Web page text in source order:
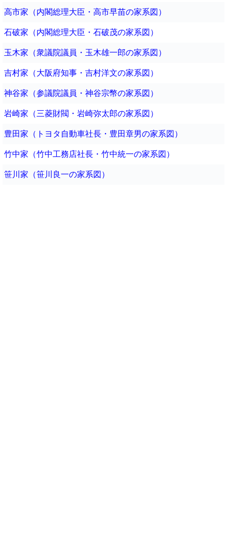
高市家（内閣総理大臣・高市早苗の家系図）
石破家（内閣総理大臣・石破茂の家系図）
玉木家（衆議院議員・玉木雄一郎の家系図）
吉村家（大阪府知事・吉村洋文の家系図）
神谷家（参議院議員・神谷宗幣の家系図）
岩崎家（三菱財閥・岩崎弥太郎の家系図）
豊田家（トヨタ自動車社長・豊田章男の家系図）
竹中家（竹中工務店社長・竹中統一の家系図）
笹川家（笹川良一の家系図）